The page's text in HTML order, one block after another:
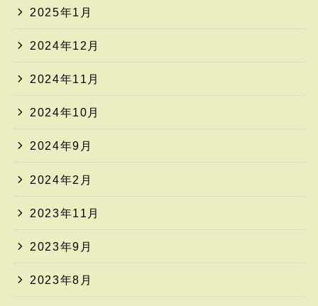
2025年1月
2024年12月
2024年11月
2024年10月
2024年9月
2024年2月
2023年11月
2023年9月
2023年8月